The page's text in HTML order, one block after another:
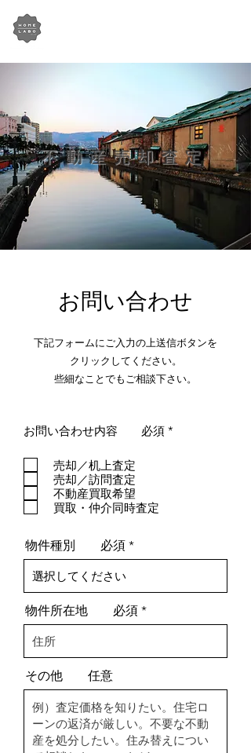
不動産売却査定
お問い合わせ
下記フォームにご入力の上送信ボタンを
クリックしてください。
​些細なことでもご相談下さい。
お問い合わせ内容 必須 *
売却／机上査定
売却／訪問査定
不動産買取希望
買取・仲介同時査定
物件種別 必須
物件所在地 必須
その他 任意